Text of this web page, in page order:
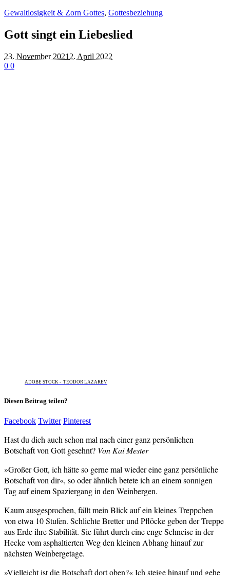
Gewaltlosigkeit & Zorn Gottes, Gottesbeziehung
Gott singt ein Liebeslied
23. November 2021 2. April 2022
0 0
ADOBE STOCK - TEODOR LAZAREV
Diesen Beitrag teilen?
Facebook Twitter Pinterest
Hast du dich auch schon mal nach einer ganz persönlichen
Botschaft von Gott gesehnt? Von Kai Mester
»Großer Gott, ich hätte so gerne mal wieder eine ganz persönliche
Botschaft von dir«, so oder ähnlich betete ich an einem sonnigen
Tag auf einem Spaziergang in den Weinbergen.
Kaum ausgesprochen, fällt mein Blick auf ein kleines Treppchen
von etwa 10 Stufen. Schlichte Bretter und Pflöcke geben der Treppe
aus Erde ihre Stabilität. Sie führt durch eine enge Schneise in der
Hecke vom asphaltierten Weg den kleinen Abhang hinauf zur
nächsten Weinbergetage.
»Vielleicht ist die Botschaft dort oben?« Ich steige hinauf und gehe